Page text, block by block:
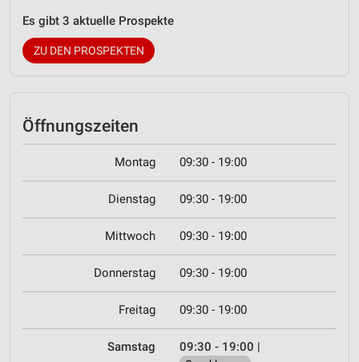
Es gibt 3 aktuelle Prospekte
ZU DEN PROSPEKTEN
Öffnungszeiten
Montag 09:30 - 19:00
Dienstag 09:30 - 19:00
Mittwoch 09:30 - 19:00
Donnerstag 09:30 - 19:00
Freitag 09:30 - 19:00
Samstag 09:30 - 19:00 |